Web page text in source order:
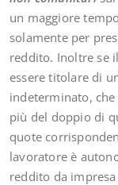
un maggiore
solamente per
reddito. Inoltre se
essere titolare di
indeterminato,
più del doppio di
quote
lavoratore è
reddito da